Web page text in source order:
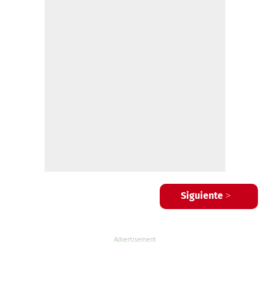
Siguiente >